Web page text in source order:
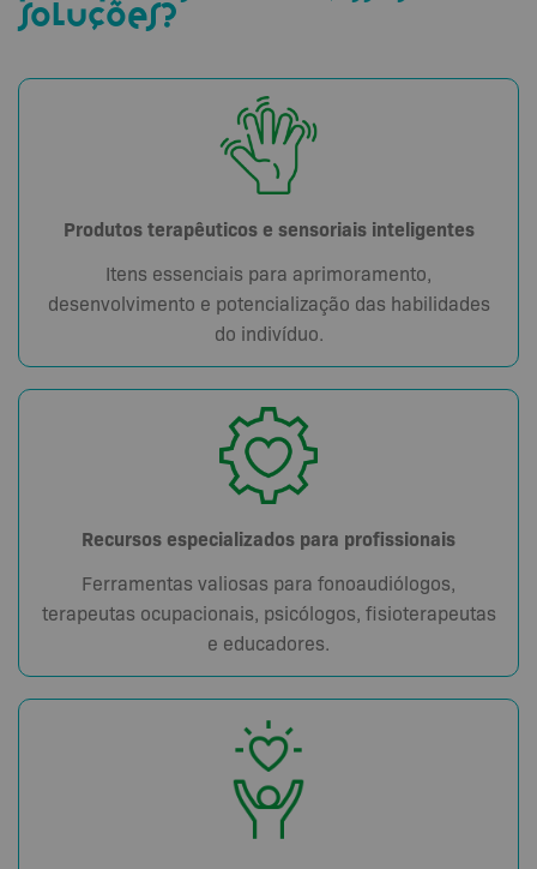
soluções?
Produtos terapêuticos e sensoriais inteligentes
Itens essenciais para aprimoramento,
desenvolvimento e potencialização das habilidades
do indivíduo.
Recursos especializados para profissionais
Ferramentas valiosas para fonoaudiólogos,
terapeutas ocupacionais, psicólogos, fisioterapeutas
e educadores.